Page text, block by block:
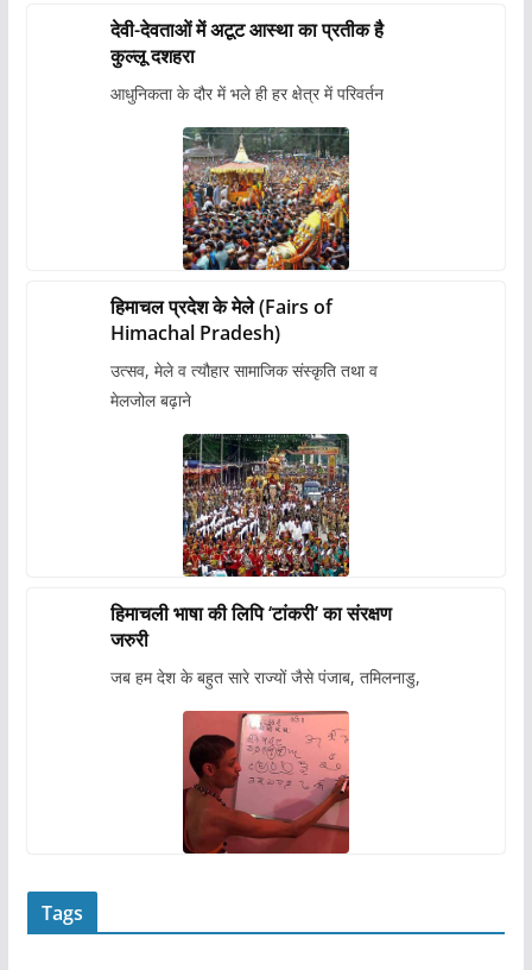
देवी-देवताओं में अटूट आस्था का प्रतीक है
कुल्लू दशहरा
आधुनिकता के दौर में भले ही हर क्षेत्र में परिवर्तन
हिमाचल प्रदेश के मेले (Fairs of
Himachal Pradesh)
उत्सव, मेले व त्यौहार सामाजिक संस्कृति तथा व
मेलजोल बढ़ाने
हिमाचली भाषा की लिपि ‘टांकरी’ का संरक्षण
जरुरी
जब हम देश के बहुत सारे राज्यों जैसे पंजाब, तमिलनाडु,
Tags